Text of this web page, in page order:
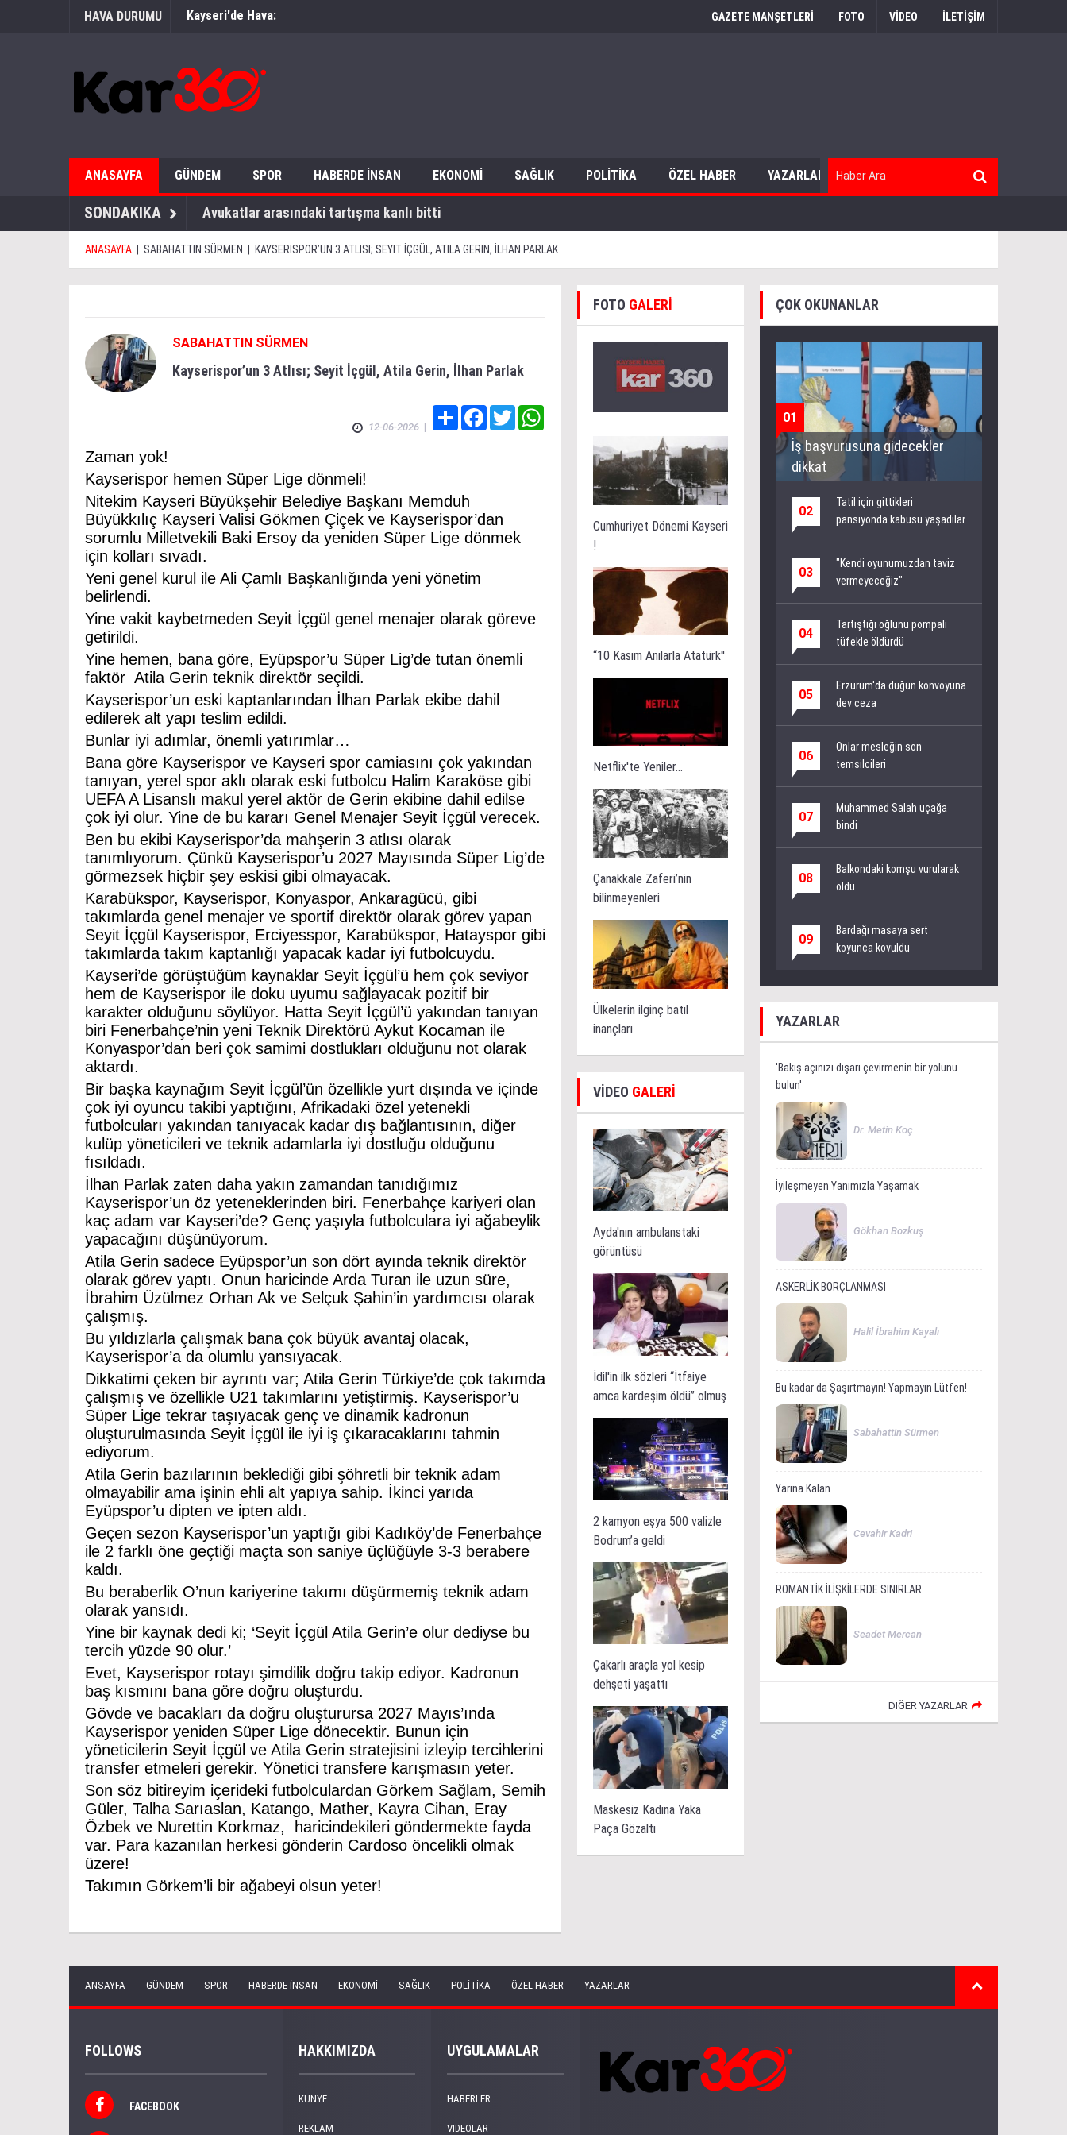
HAVA DURUMU Kayseri'de Hava: GAZETE MANŞETLERİ FOTO VİDEO İLETİŞİM
ANASAYFA GÜNDEM SPOR HABERDE İNSAN EKONOMİ SAĞLIK POLİTİKA ÖZEL HABER YAZARLAR
SONDAKIKA Avukatlar arasındaki tartışma kanlı bitti
ANASAYFA SABAHATTIN SÜRMEN KAYSERISPOR’UN 3 ATLISI; SEYIT İÇGÜL, ATILA GERIN, İLHAN PARLAK
SABAHATTIN SÜRMEN
Kayserispor’un 3 Atlısı; Seyit İçgül, Atila Gerin, İlhan Parlak
12-06-2026|
Share FacebookTwitterWhatsApp
Zaman yok!
Kayserispor hemen Süper Lige dönmeli!
Nitekim Kayseri Büyükşehir Belediye Başkanı Memduh
Büyükkılıç Kayseri Valisi Gökmen Çiçek ve Kayserispor’dan
sorumlu Milletvekili Baki Ersoy da yeniden Süper Lige dönmek
için kolları sıvadı.
Yeni genel kurul ile Ali Çamlı Başkanlığında yeni yönetim
belirlendi.
Yine vakit kaybetmeden Seyit İçgül genel menajer olarak göreve
getirildi.
Yine hemen, bana göre, Eyüpspor’u Süper Lig’de tutan önemli
faktör Atila Gerin teknik direktör seçildi.
Kayserispor’un eski kaptanlarından İlhan Parlak ekibe dahil
edilerek alt yapı teslim edildi.
Bunlar iyi adımlar, önemli yatırımlar…
Bana göre Kayserispor ve Kayseri spor camiasını çok yakından
tanıyan, yerel spor aklı olarak eski futbolcu Halim Karaköse gibi
UEFA A Lisanslı makul yerel aktör de Gerin ekibine dahil edilse
çok iyi olur. Yine de bu kararı Genel Menajer Seyit İçgül verecek.
Ben bu ekibi Kayserispor’da mahşerin 3 atlısı olarak
tanımlıyorum. Çünkü Kayserispor’u 2027 Mayısında Süper Lig’de
görmezsek hiçbir şey eskisi gibi olmayacak.
Karabükspor, Kayserispor, Konyaspor, Ankaragücü, gibi
takımlarda genel menajer ve sportif direktör olarak görev yapan
Seyit İçgül Kayserispor, Erciyesspor, Karabükspor, Hatayspor gibi
takımlarda takım kaptanlığı yapacak kadar iyi futbolcuydu.
Kayseri’de görüştüğüm kaynaklar Seyit İçgül’ü hem çok seviyor
hem de Kayserispor ile doku uyumu sağlayacak pozitif bir
karakter olduğunu söylüyor. Hatta Seyit İçgül’ü yakından tanıyan
biri Fenerbahçe’nin yeni Teknik Direktörü Aykut Kocaman ile
Konyaspor’dan beri çok samimi dostlukları olduğunu not olarak
aktardı.
Bir başka kaynağım Seyit İçgül’ün özellikle yurt dışında ve içinde
çok iyi oyuncu takibi yaptığını, Afrikadaki özel yetenekli
futbolcuları yakından tanıyacak kadar dış bağlantısının, diğer
kulüp yöneticileri ve teknik adamlarla iyi dostluğu olduğunu
fısıldadı.
İlhan Parlak zaten daha yakın zamandan tanıdığımız
Kayserispor’un öz yeteneklerinden biri. Fenerbahçe kariyeri olan
kaç adam var Kayseri’de? Genç yaşıyla futbolculara iyi ağabeylik
yapacağını düşünüyorum.
Atila Gerin sadece Eyüpspor’un son dört ayında teknik direktör
olarak görev yaptı. Onun haricinde Arda Turan ile uzun süre,
İbrahim Üzülmez Orhan Ak ve Selçuk Şahin’in yardımcısı olarak
çalışmış.
Bu yıldızlarla çalışmak bana çok büyük avantaj olacak,
Kayserispor’a da olumlu yansıyacak.
Dikkatimi çeken bir ayrıntı var; Atila Gerin Türkiye’de çok takımda
çalışmış ve özellikle U21 takımlarını yetiştirmiş. Kayserispor’u
Süper Lige tekrar taşıyacak genç ve dinamik kadronun
oluşturulmasında Seyit İçgül ile iyi iş çıkaracaklarını tahmin
ediyorum.
Atila Gerin bazılarının beklediği gibi şöhretli bir teknik adam
olmayabilir ama işinin ehli alt yapıya sahip. İkinci yarıda
Eyüpspor’u dipten ve ipten aldı.
Geçen sezon Kayserispor’un yaptığı gibi Kadıköy’de Fenerbahçe
ile 2 farklı öne geçtiği maçta son saniye üçlüğüyle 3-3 berabere
kaldı.
Bu beraberlik O’nun kariyerine takımı düşürmemiş teknik adam
olarak yansıdı.
Yine bir kaynak dedi ki; ‘Seyit İçgül Atila Gerin’e olur dediyse bu
tercih yüzde 90 olur.’
Evet, Kayserispor rotayı şimdilik doğru takip ediyor. Kadronun
baş kısmını bana göre doğru oluşturdu.
Gövde ve bacakları da doğru oluşturursa 2027 Mayıs’ında
Kayserispor yeniden Süper Lige dönecektir. Bunun için
yöneticilerin Seyit İçgül ve Atila Gerin stratejisini izleyip tercihlerini
transfer etmeleri gerekir. Yönetici transfere karışmasın yeter.
Son söz bitireyim içerideki futbolculardan Görkem Sağlam, Semih
Güler, Talha Sarıaslan, Katango, Mather, Kayra Cihan, Eray
Özbek ve Nurettin Korkmaz, haricindekileri göndermekte fayda
var. Para kazanılan herkesi gönderin Cardoso öncelikli olmak
üzere!
Takımın Görkem’li bir ağabeyi olsun yeter!
FOTO GALERİ
Cumhuriyet Dönemi Kayseri
!
“10 Kasım Anılarla Atatürk''
Netflix'te Yeniler...
Çanakkale Zaferi’nin
bilinmeyenleri
Ülkelerin ilginç batıl
inançları
VİDEO GALERİ
Ayda'nın ambulanstaki
görüntüsü
İdil'in ilk sözleri “İtfaiye
amca kardeşim öldü” olmuş
2 kamyon eşya 500 valizle
Bodrum’a geldi
Çakarlı araçla yol kesip
dehşeti yaşattı
Maskesiz Kadına Yaka
Paça Gözaltı
ÇOK OKUNANLAR
01
İş başvurusuna gidecekler
dikkat
02
Tatil için gittikleri
pansiyonda kabusu yaşadılar
03
"Kendi oyunumuzdan taviz
vermeyeceğiz"
04
Tartıştığı oğlunu pompalı
tüfekle öldürdü
05
Erzurum'da düğün konvoyuna
dev ceza
06
Onlar mesleğin son
temsilcileri
07
Muhammed Salah uçağa
bindi
08
Balkondaki komşu vurularak
öldü
09
Bardağı masaya sert
koyunca kovuldu
YAZARLAR
'Bakış açınızı dışarı çevirmenin bir yolunu
bulun'
Dr. Metin Koç
İyileşmeyen Yanımızla Yaşamak
Gökhan Bozkuş
ASKERLİK BORÇLANMASI
Halil İbrahim Kayalı
Bu kadar da Şaşırtmayın! Yapmayın Lütfen!
Sabahattin Sürmen
Yarına Kalan
Cevahir Kadri
ROMANTİK İLİŞKİLERDE SINIRLAR
Seadet Mercan
DIĞER YAZARLAR
ANSAYFA GÜNDEM SPOR HABERDE İNSAN EKONOMİ SAĞLIK POLİTİKA ÖZEL HABER YAZARLAR
FOLLOWS
FACEBOOK
HAKKIMIZDA
KÜNYE
REKLAM
UYGULAMALAR
HABERLER
VIDEOLAR